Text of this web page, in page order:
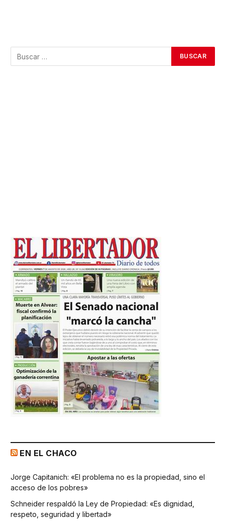
EN EL CHACO
Jorge Capitanich: «El problema no es la propiedad, sino el
acceso de los pobres»
Schneider respaldó la Ley de Propiedad: «Es dignidad,
respeto, seguridad y libertad»